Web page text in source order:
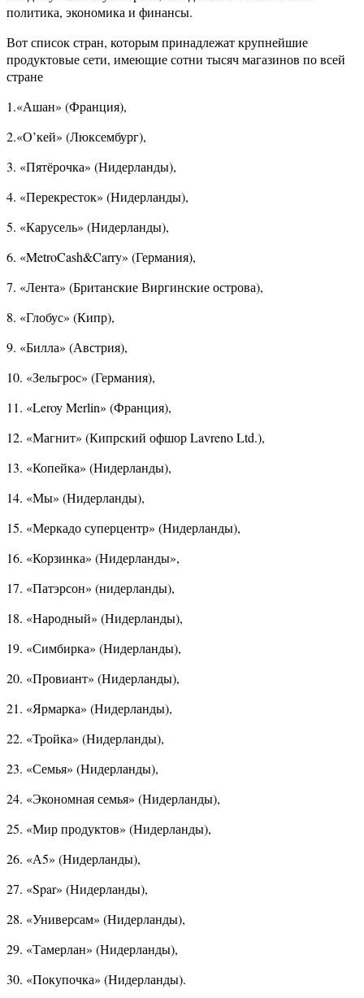
политика, экономика и финансы.
Вот список стран, которым принадлежат крупнейшие
продуктовые сети, имеющие сотни тысяч магазинов по всей
стране
1.«Ашан» (Франция),
2.«О’кей» (Люксембург),
3. «Пятёрочка» (Нидерланды),
4. «Перекресток» (Нидерланды),
5. «Карусель» (Нидерланды),
6. «MetroCash&Carry» (Германия),
7. «Лента» (Британские Виргинские острова),
8. «Глобус» (Кипр),
9. «Билла» (Австрия),
10. «Зельгрос» (Германия),
11. «Leroy Merlin» (Франция),
12. «Магнит» (Кипрский офшор Lavreno Ltd.),
13. «Копейка» (Нидерланды),
14. «Мы» (Нидерланды),
15. «Меркадо суперцентр» (Нидерланды),
16. «Корзинка» (Нидерланды»,
17. «Патэрсон» (нидерланды),
18. «Народный» (Нидерланды),
19. «Симбирка» (Нидерланды),
20. «Провиант» (Нидерланды),
21. «Ярмарка» (Нидерланды),
22. «Тройка» (Нидерланды),
23. «Семья» (Нидерланды),
24. «Экономная семья» (Нидерланды),
25. «Мир продуктов» (Нидерланды),
26. «А5» (Нидерланды),
27. «Spar» (Нидерланды),
28. «Универсам» (Нидерланды),
29. «Тамерлан» (Нидерланды),
30. «Покупочка» (Нидерланды).